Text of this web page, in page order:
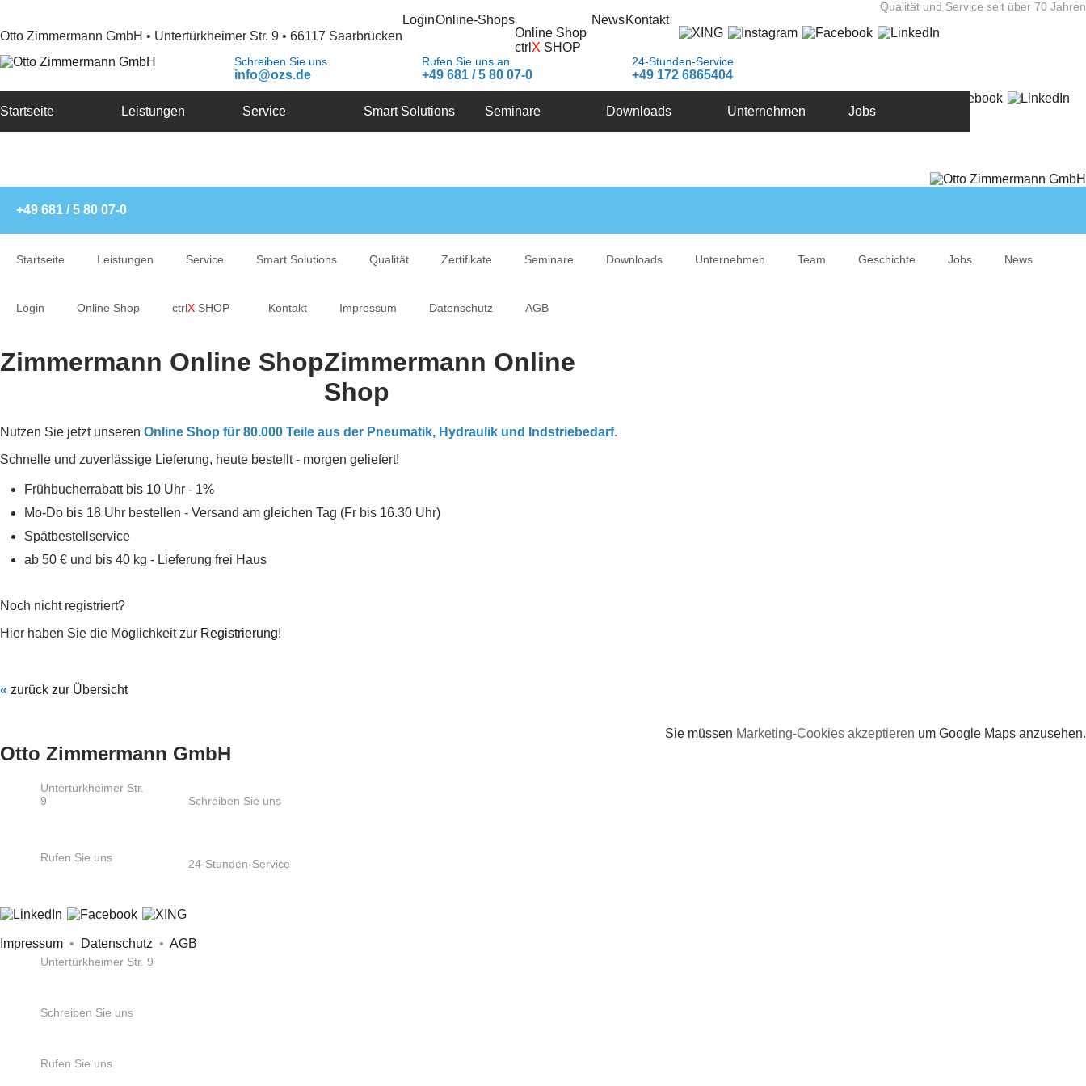
Qualität und Service seit über 70 Jahren
Otto Zimmermann GmbH • Untertürkheimer Str. 9 • 66117 Saarbrücken
LoginOnline-Shops
Online Shop
ctrl X SHOP
NewsKontakt
Schreiben Sie uns
info@ozs.de
Rufen Sie uns an
+49 681 / 5 80 07-0
24-Stunden-Service
+49 172 6865404
Startseite Leistungen Service Smart Solutions Seminare Downloads Unternehmen Jobs
+49 681 / 5 80 07-0
Startseite Leistungen Service Smart Solutions Qualität Zertifikate Seminare Downloads Unternehmen Team Geschichte Jobs News
Login Online Shop ctrlX SHOP Kontakt Impressum Datenschutz AGB
Zimmermann Online ShopZimmermann Online
Shop
Nutzen Sie jetzt unseren Online Shop für 80.000 Teile aus der Pneumatik, Hydraulik und Indstriebedarf.
Schnelle und zuverlässige Lieferung, heute bestellt - morgen geliefert!
Frühbucherrabatt bis 10 Uhr - 1%
Mo-Do bis 18 Uhr bestellen - Versand am gleichen Tag (Fr bis 16.30 Uhr)
Spätbestellservice
ab 50 € und bis 40 kg - Lieferung frei Haus
Noch nicht registriert?
Hier haben Sie die Möglichkeit zur Registrierung!
« zurück zur Übersicht
Otto Zimmermann GmbH
Untertürkheimer Str.
9
Schreiben Sie uns
Rufen Sie uns 24-Stunden-Service
Impressum • Datenschutz • AGB
Untertürkheimer Str. 9
Schreiben Sie uns
Rufen Sie uns
Sie müssen Marketing-Cookies akzeptieren um Google Maps anzusehen.